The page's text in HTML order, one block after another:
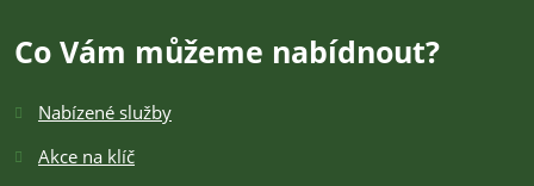
Co Vám můžeme nabídnout?
Nabízené služby
Akce na klíč